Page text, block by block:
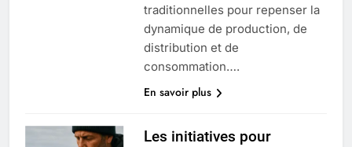
traditionnelles pour repenser la
dynamique de production, de
distribution et de
consommation….
En savoir plus
Les initiatives pour